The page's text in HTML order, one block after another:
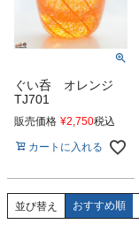
ぐい呑 オレンジ
TJ701
販売価格 ¥2,750税込
カートに入れる
並び替え おすすめ順